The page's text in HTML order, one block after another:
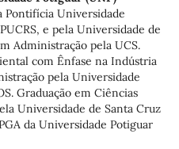
Pontifícia Universidade
e pela Universidade de
Administração pela UCS.
com Ênfase na Indústria
pela Universidade
Graduação em Ciências
Universidade de Santa Cruz
da Universidade Potiguar